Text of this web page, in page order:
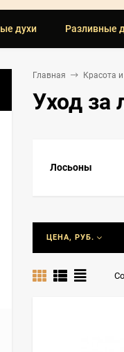
духи Разливные
Главная Красота
Уход за
Лосьоны
ЦЕНА, РУБ.